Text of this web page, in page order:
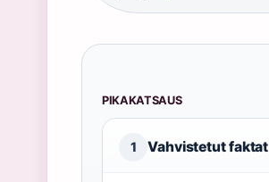
PIKAKATSAUS
1 Vahvistetut faktat